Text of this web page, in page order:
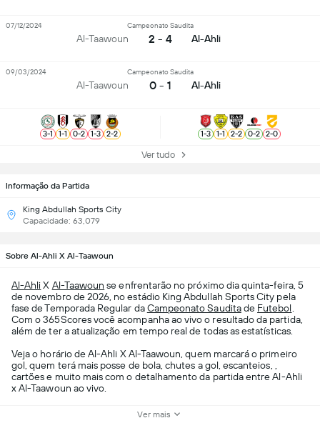
Informação da Partida
King Abdullah Sports City
Capacidade: 63,079
Al-Taawoun
Campeonato Saudita
2 - 4 Al-Ahli
07/12/2024
Al-Taawoun
Campeonato Saudita
0 - 1 Al-Ahli
09/03/2024
3-1 1-1 0-2 1-3 2-2 1-3 1-1 2-2 0-2 2-0
Ver tudo
Sobre Al-Ahli X Al-Taawoun
Al-AhliX Al-Taawoun se enfrentarão no próximo dia quinta-feira, 5
de novembro de 2026, no estádio King Abdullah Sports City pela
fase de Temporada Regular daCampeonato Sauditade Futebol
Com o 365Scores você acompanha ao vivo o resultado da partida,
além de ter a atualização em tempo real de todas as estatísticas.
Veja o horário de Al-Ahli X Al-Taawoun, quem marcará o primeiro
gol, quem terá mais posse de bola, chutes a gol, escanteios, ,
cartões e muito mais com o detalhamento da partida entre Al-Ahli
x Al-Taawoun ao vivo.
Ver mais